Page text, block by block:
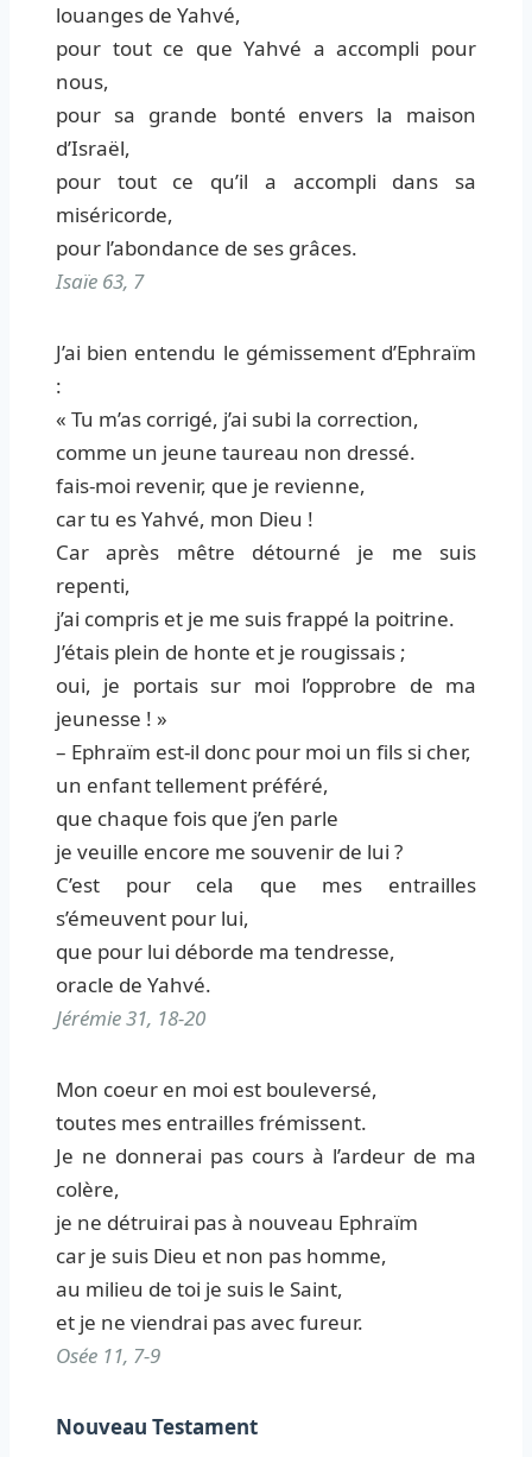
louanges de Yahvé,
pour tout ce que Yahvé a accompli pour
nous,
pour sa grande bonté envers la maison
d’Israël,
pour tout ce qu’il a accompli dans sa
miséricorde,
pour l’abondance de ses grâces.
Isaïe 63, 7
J’ai bien entendu le gémissement d’Ephraïm
:
« Tu m’as corrigé, j’ai subi la correction,
comme un jeune taureau non dressé.
fais-moi revenir, que je revienne,
car tu es Yahvé, mon Dieu !
Car après mêtre détourné je me suis
repenti,
j’ai compris et je me suis frappé la poitrine.
J’étais plein de honte et je rougissais ;
oui, je portais sur moi l’opprobre de ma
jeunesse ! »
– Ephraïm est-il donc pour moi un fils si cher,
un enfant tellement préféré,
que chaque fois que j’en parle
je veuille encore me souvenir de lui ?
C’est pour cela que mes entrailles
s’émeuvent pour lui,
que pour lui déborde ma tendresse,
oracle de Yahvé.
Jérémie 31, 18-20
Mon coeur en moi est bouleversé,
toutes mes entrailles frémissent.
Je ne donnerai pas cours à l’ardeur de ma
colère,
je ne détruirai pas à nouveau Ephraïm
car je suis Dieu et non pas homme,
au milieu de toi je suis le Saint,
et je ne viendrai pas avec fureur.
Osée 11, 7-9
Nouveau Testament